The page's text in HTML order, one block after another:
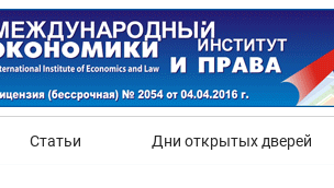
Статьи Дни открытых дверей
Нет